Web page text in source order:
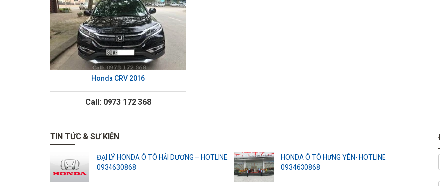
Honda CRV 2016
Call: 0973 172 368
TIN TỨC & SỰ KIỆN
ĐẠI LÝ HONDA Ô TÔ HẢI DƯƠNG – HOTLINE
0934630868
HONDA Ô TÔ HƯNG YÊN- HOTLINE
0934630868